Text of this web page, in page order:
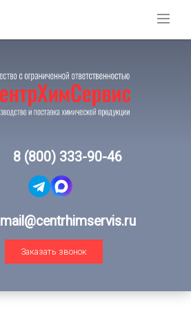
8 (800) 333-90-46
mail@centrhimservis.ru
Заказать звонок